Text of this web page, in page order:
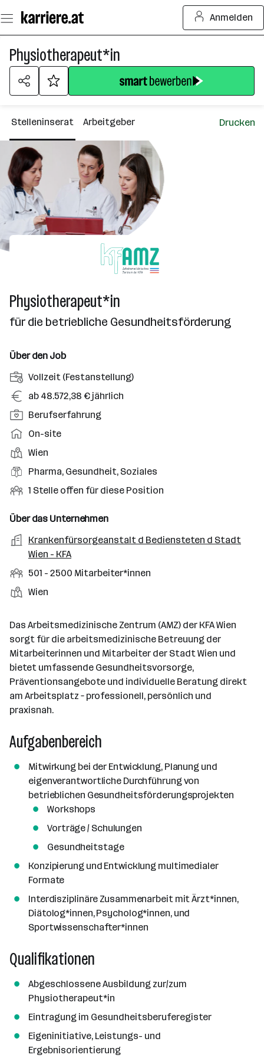
Seiteninhalt
springen
Anmelden
Physiotherapeut*in
Stelleninserat Arbeitgeber Drucken
Physiotherapeut*in
für die betriebliche Gesundheitsförderung
Über den Job
A
n
t
e
l
u
n
s
r
Vollzeit (Festanstellung)
G
e
h
a
l
t
ab 48.572,38 € jährlich
P
o
i
t
i
n
e
e
e
Berufserfahrung
A
r
b
e
i
s
m
o
e
l
On-site
D
i
n
t
o
Wien
B
e
u
s
e
d
r
Pharma, Gesundheit, Soziales
O
f
n
S
t
l
e
n
1 Stelle offen für diese Position
Über das Unternehmen
A
b
i
g
e
b
e
r
Krankenfürsorgeanstalt d Bediensteten d Stadt
Wien - KFA
M
i
t
r
b
e
i
t
e
r
i
n
h
501 - 2500 Mitarbeiter*innen
S
a
n
d
o
r
t
e
Wien
Das Arbeitsmedizinische Zentrum (AMZ) der KFA Wien
sorgt für die arbeitsmedizinische Betreuung der
Mitarbeiterinnen und Mitarbeiter der Stadt Wien und
bietet umfassende Gesundheitsvorsorge,
Präventionsangebote und individuelle Beratung direkt
am Arbeitsplatz – professionell, persönlich und
praxisnah.
Aufgabenbereich
Mitwirkung bei der Entwicklung, Planung und
eigenverantwortliche Durchführung von
betrieblichen Gesundheitsförderungsprojekten
Workshops
Vorträge / Schulungen
Gesundheitstage
Konzipierung und Entwicklung multimedialer
Formate
Interdisziplinäre Zusammenarbeit mit Ärzt*innen,
Diätolog*innen, Psycholog*innen, und
Sportwissenschafter*innen
Qualifikationen
Abgeschlossene Ausbildung zur/zum
Physiotherapeut*in
Eintragung im Gesundheitsberuferegister
Eigeninitiative, Leistungs- und
Ergebnisorientierung